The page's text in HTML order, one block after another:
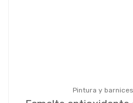
Pintura y barnices